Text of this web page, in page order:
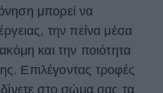
μπορεί να
την πείνα μέσα
και την ποιότητα
Επιλέγοντας τροφές
στο σώμα σας τα